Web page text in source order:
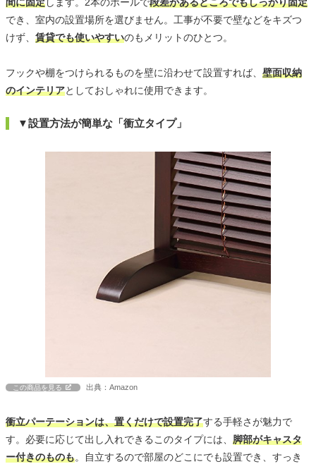
間に固定します。2本のポールで段差があるところでもしっかり固定
でき、室内の設置場所を選びません。工事が不要で壁などをキズつ
けず、 賃貸でも使いやすいのもメリットのひとつ。
フックや棚をつけられるものを壁に沿わせて設置すれば、 壁面収納
のインテリアとしておしゃれに使用できます。
▼設置方法が簡単な「衝立タイプ」
この商品を見る 出典：Amazon
衝立パーテーションは、置くだけで設置完了する手軽さが魅力で
す。必要に応じて出し入れできるこのタイプには、 脚部がキャスタ
ー付きのものも。自立するので部屋のどこにでも設置でき、すっき